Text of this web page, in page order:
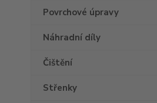
Povrchové úpravy
Náhradní díly
Čištění
Střenky